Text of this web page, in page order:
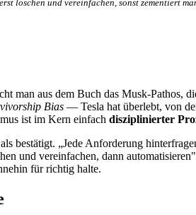
löschen und vereinfachen, sonst zementiert
man aus dem Buch das Musk-Pathos,
Bias — Tesla hat überlebt, von
ist im Kern einfach disziplinierter
bestätigt. „Jede Anforderung
und vereinfachen, dann
für richtig halte.